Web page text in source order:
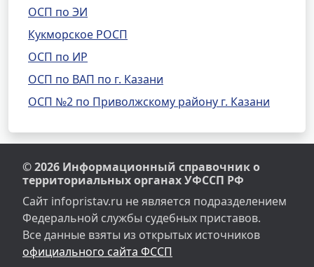
ОСП по ЭИ
Кукморское РОСП
ОСП по ИР
ОСП по ВАП по г. Казани
ОСП №2 по Приволжскому району г. Казани
© 2026 Информационный справочник о
территориальных органах УФССП РФ
Сайт infopristav.ru не является подразделением
Федеральной службы судебных приставов.
Все данные взяты из открытых источников
официального сайта ФССП